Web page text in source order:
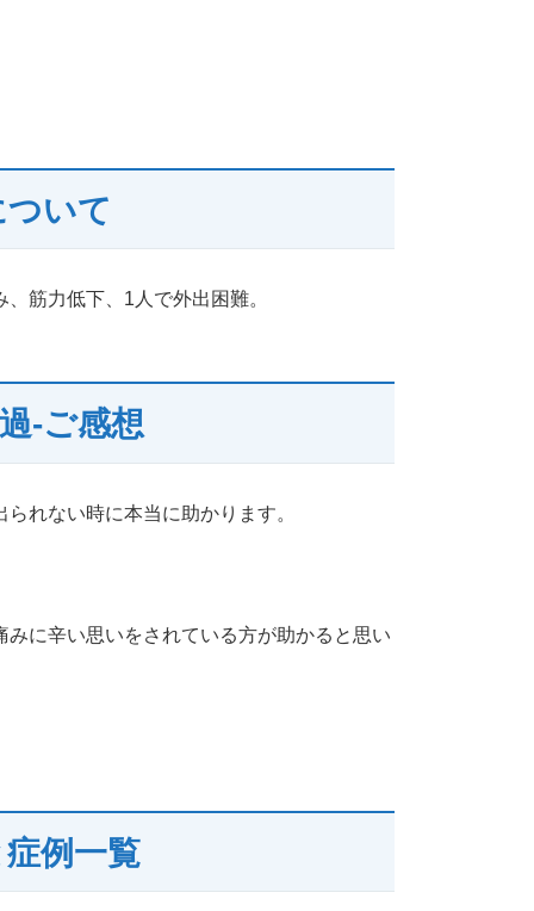
いて
筋力低下、1人で外出困難。
-ご感想
れない時に本当に助かります。
に辛い思いをされている方が助かると思い
例一覧